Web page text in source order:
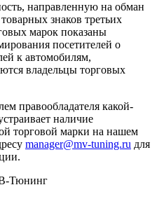
направленную на обман
знаков третьих
марок показаны
посетителей о
к автомобилям,
владельцы торговых
правообладателя какой-
наличие
торговой марки на нашем
manager@mv-tuning.ru для
Тюнинг